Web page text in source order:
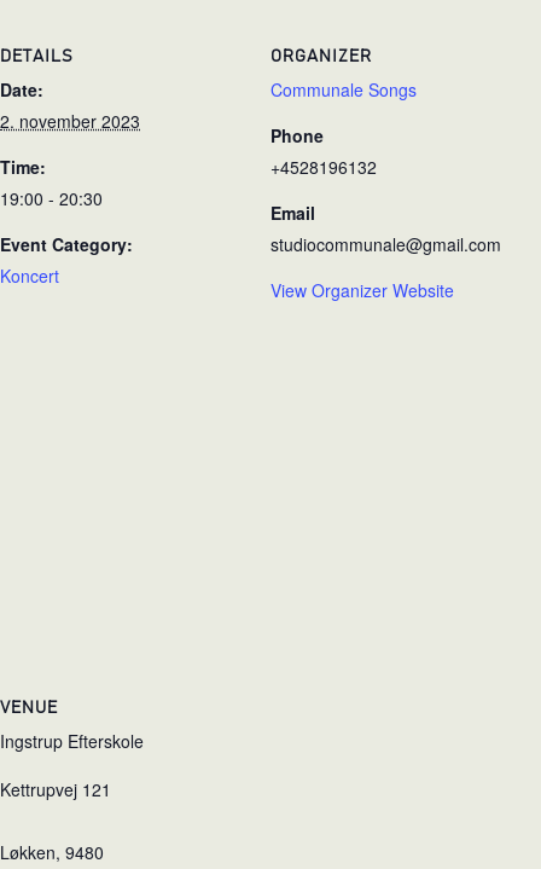
DETAILS
Date:
2. november 2023
Time:
19:00 - 20:30
Event Category:
Koncert
ORGANIZER
Communale Songs
Phone
+4528196132
Email
studiocommunale@gmail.com
View Organizer Website
VENUE
Ingstrup Efterskole
Kettrupvej 121
Løkken, 9480